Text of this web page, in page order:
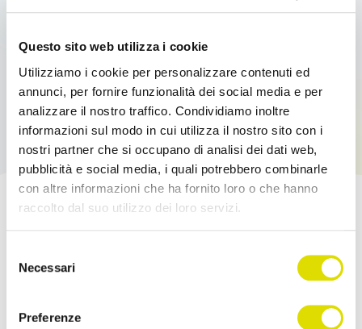
Questo sito web utilizza i cookie
Utilizziamo i cookie per personalizzare contenuti ed
annunci, per fornire funzionalità dei social media e per
analizzare il nostro traffico. Condividiamo inoltre
informazioni sul modo in cui utilizza il nostro sito con i
nostri partner che si occupano di analisi dei dati web,
pubblicità e social media, i quali potrebbero combinarle
con altre informazioni che ha fornito loro o che hanno
raccolto dal suo utilizzo dei loro servizi.
all'informativa:
https://www.ordersender.com/cookie-
delNecessari
Preferenze
Prova l'App Order Sender gratis, nella sua